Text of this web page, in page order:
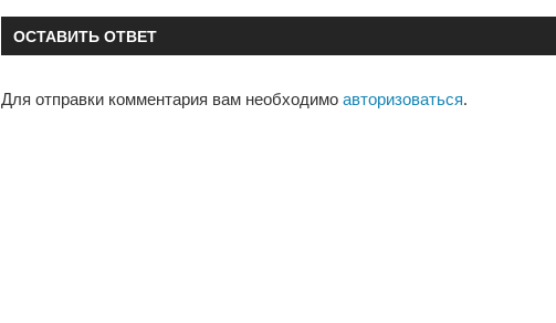
записям
ОСТАВИТЬ ОТВЕТ
Для отправки комментария вам необходимоавторизоваться.